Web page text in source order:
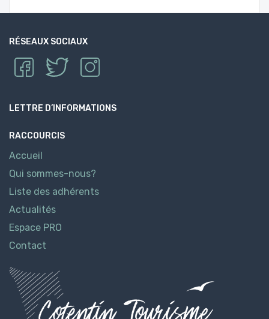
RÉSEAUX SOCIAUX
LETTRE D’INFORMATIONS
RACCOURCIS
Accueil
Qui sommes-nous?
Liste des adhérents
Actualités
Espace PRO
Contact